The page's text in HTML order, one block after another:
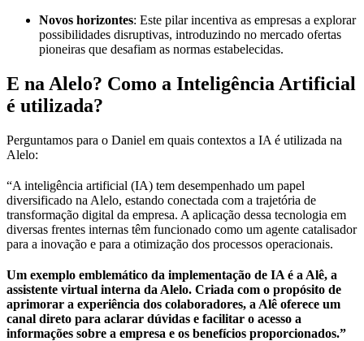
Novos horizontes: Este pilar incentiva as empresas a explorar
possibilidades disruptivas, introduzindo no mercado ofertas
pioneiras que desafiam as normas estabelecidas.
E na Alelo? Como a Inteligência Artificial
é utilizada?
Perguntamos para o Daniel em quais contextos a IA é utilizada na
Alelo:
“A inteligência artificial (IA) tem desempenhado um papel
diversificado na Alelo, estando conectada com a trajetória de
transformação digital da empresa. A aplicação dessa tecnologia em
diversas frentes internas têm funcionado como um agente catalisador
para a inovação e para a otimização dos processos operacionais.
Um exemplo emblemático da implementação de IA é a Alê, a
assistente virtual interna da Alelo. Criada com o propósito de
aprimorar a experiência dos colaboradores, a Alê oferece um
canal direto para aclarar dúvidas e facilitar o acesso a
informações sobre a empresa e os benefícios proporcionados.”